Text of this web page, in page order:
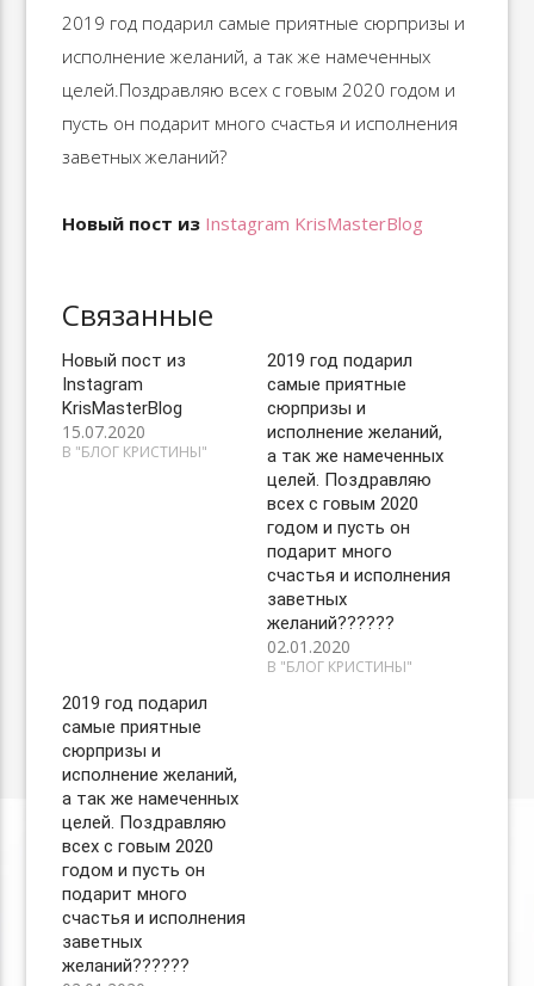
2019 год подарил самые приятные сюрпризы и
исполнение желаний, а так же намеченных
целей.Поздравляю всех с говым 2020 годом и
пусть он подарит много счастья и исполнения
заветных желаний?
Новый пост из Instagram KrisMasterBlog
Связанные
Новый пост из
Instagram
KrisMasterBlog
15.07.2020
В "БЛОГ КРИСТИНЫ"
2019 год подарил
самые приятные
сюрпризы и
исполнение желаний,
а так же намеченных
целей. Поздравляю
всех с говым 2020
годом и пусть он
подарит много
счастья и исполнения
заветных
желаний??????
02.01.2020
В "БЛОГ КРИСТИНЫ"
2019 год подарил
самые приятные
сюрпризы и
исполнение желаний,
а так же намеченных
целей. Поздравляю
всех с говым 2020
годом и пусть он
подарит много
счастья и исполнения
заветных
желаний??????